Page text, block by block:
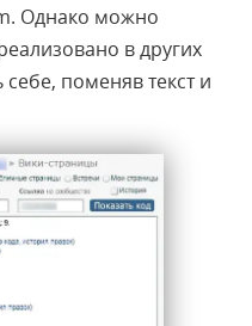
Однако можно
в других
поменяв текст и